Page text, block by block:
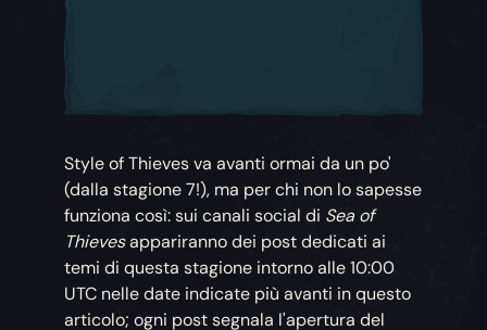
Style of Thieves va avanti ormai da un po'
(dalla stagione 7!), ma per chi non lo sapesse
funziona così: sui canali social di Sea of
Thievesappariranno dei post dedicati ai
temi di questa stagione intorno alle 10:00
UTC nelle date indicate più avanti in questo
articolo; ogni post segnala l'apertura del